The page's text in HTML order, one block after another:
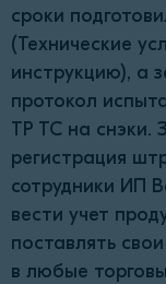
сроки
(Технические
инструкцию), а
протокол
ТР ТС на
регистрация
сотрудники ИП
вести учет
поставлять
в любые